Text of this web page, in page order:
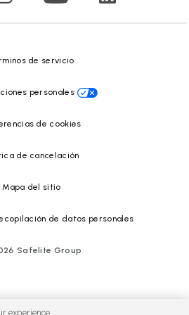
de servicio
personales
de cookies
de cancelación
Mapa del sitio
de datos personales
Safelite Group
experience.